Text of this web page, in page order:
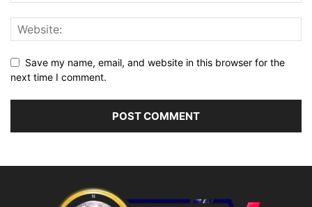
Save my name, email, and website in this browser for the
next time I comment.